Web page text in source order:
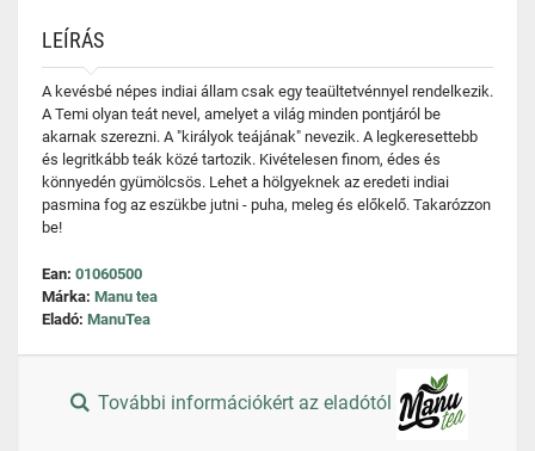
LEÍRÁS
A kevésbé népes indiai állam csak egy teaültetvénnyel rendelkezik.
A Temi olyan teát nevel, amelyet a világ minden pontjáról be
akarnak szerezni. A "királyok teájának" nevezik. A legkeresettebb
és legritkább teák közé tartozik. Kivételesen finom, édes és
könnyedén gyümölcsös. Lehet a hölgyeknek az eredeti indiai
pasmina fog az eszükbe jutni - puha, meleg és előkelő. Takarózzon
be!
Ean: 01060500
Márka: Manu tea
Eladó: ManuTea
További információkért az eladótól